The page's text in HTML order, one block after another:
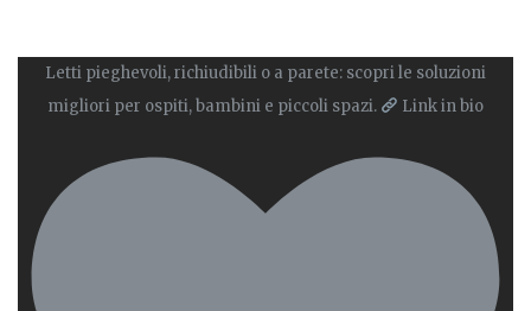
Letti pieghevoli, richiudibili o a parete: scopri le soluzioni
migliori per ospiti, bambini e piccoli spazi.
Link in bio